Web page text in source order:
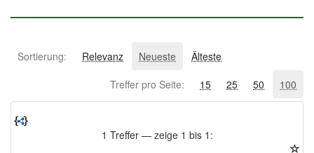
Sortierung: Relevanz Neueste
Älteste
Treffer pro Seite:
15 25 50 100
1 Treffer — zeige 1 bis 1: